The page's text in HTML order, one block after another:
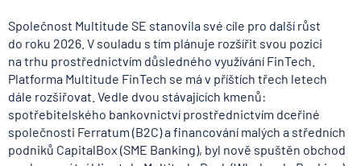
Společnost Multitude SE stanovila své cíle pro další růst
do roku 2026. V souladu s tím plánuje rozšířit svou pozici
na trhu prostřednictvím důsledného využívání FinTech.
Platforma Multitude FinTech se má v příštích třech letech
dále rozšiřovat. Vedle dvou stávajících kmenů:
spotřebitelského bankovnictví prostřednictvím dceřiné
společnosti Ferratum (B2C) a financování malých a středních
podniků CapitalBox (SME Banking), byl nově spuštěn obchod